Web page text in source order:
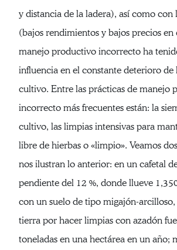
y distancia de la ladera), así como con
(bajos rendimientos y bajos precios
manejo productivo incorrecto ha
influencia en el constante deterioro de
cultivo. Entre las prácticas de manejo
incorrecto más frecuentes están: la
cultivo, las limpias intensivas para
libre de hierbas o «limpio». Veamos
nos ilustran lo anterior: en un cafetal
pendiente del 12 %, donde llueve
con un suelo de tipo migajón-
tierra por hacer limpias con azadón
toneladas en una hectárea en un año;